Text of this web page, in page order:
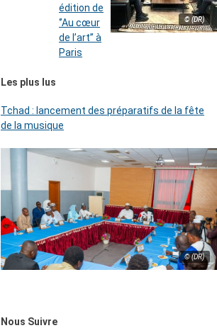
© (DR)
édition de
‘’Au cœur
de l’art’’ à
Paris
Les plus lus
Tchad : lancement des préparatifs de la fête
de la musique
© (DR)
Nous Suivre